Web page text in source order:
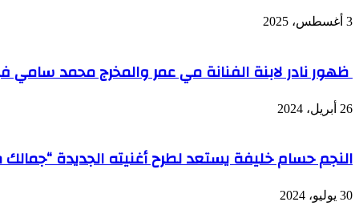
3 أغسطس، 2025
ظهور نادر لابنة الفنانة مي عمر والمخرج محمد سامي
26 أبريل، 2024
النجم حسام خليفة يستعد لطرح أغنيته الجديدة
30 يوليو، 2024